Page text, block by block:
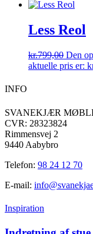
Less Reol
kr.799,00 Den
aktuelle pris er:
INFO
SVANEKJÆR
CVR: 28323824
Rimmensvej 2
9440 Aabybro
Telefon: 98 24 12 70
E-mail:
Inspiration